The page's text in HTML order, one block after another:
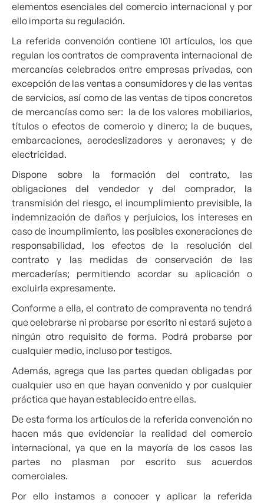
elementos esenciales del comercio internacional y por
ello importa su regulación.
La referida convención contiene 101 artículos, los que
regulan los contratos de compraventa internacional de
mercancías celebrados entre empresas privadas, con
excepción de las ventas a consumidores y de las ventas
de servicios, así como de las ventas de tipos concretos
de mercancías como ser: la de los valores mobiliarios,
títulos o efectos de comercio y dinero; la de buques,
embarcaciones, aerodeslizadores y aeronaves; y de
electricidad.
Dispone sobre la formación del contrato, las
obligaciones del vendedor y del comprador, la
transmisión del riesgo, el incumplimiento previsible, la
indemnización de daños y perjuicios, los intereses en
caso de incumplimiento, las posibles exoneraciones de
responsabilidad, los efectos de la resolución del
contrato y las medidas de conservación de las
mercaderías; permitiendo acordar su aplicación o
excluirla expresamente.
Conforme a ella, el contrato de compraventa no tendrá
que celebrarse ni probarse por escrito ni estará sujeto a
ningún otro requisito de forma. Podrá probarse por
cualquier medio, incluso por testigos.
Además, agrega que las partes quedan obligadas por
cualquier uso en que hayan convenido y por cualquier
práctica que hayan establecido entre ellas.
De esta forma los artículos de la referida convención no
hacen más que evidenciar la realidad del comercio
internacional, ya que en la mayoría de los casos las
partes no plasman por escrito sus acuerdos
comerciales.
Por ello instamos a conocer y aplicar la referida